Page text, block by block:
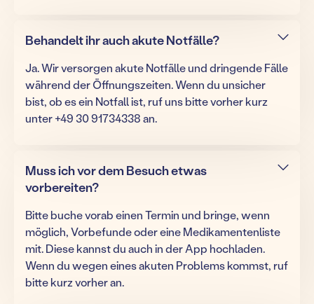
Behandelt ihr auch akute Notfälle?
Ja. Wir versorgen akute Notfälle und dringende Fälle
während der Öffnungszeiten. Wenn du unsicher
bist, ob es ein Notfall ist, ruf uns bitte vorher kurz
unter +49 30 91734338 an.
Muss ich vor dem Besuch etwas
vorbereiten?
Bitte buche vorab einen Termin und bringe, wenn
möglich, Vorbefunde oder eine Medikamentenliste
mit. Diese kannst du auch in der App hochladen.
Wenn du wegen eines akuten Problems kommst, ruf
bitte kurz vorher an.